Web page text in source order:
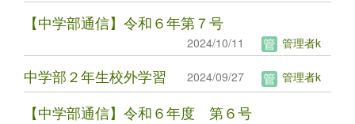
【中学部通信】令和６年第７号
2024/10/11 管理者k
中学部２年生校外学習 2024/09/27 管理者k
【中学部通信】令和６年度 第６号